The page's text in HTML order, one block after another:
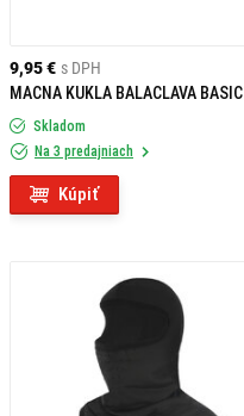
9,95 € s DPH
MACNA KUKLA BALACLAVA BASIC
Skladom
Na 3 predajniach
Kúpiť